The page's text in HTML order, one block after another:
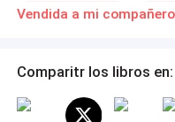
comprometida con otro
¿qué pasa cuando el
reclamarla con una dura
Contemporánea
Comparitr los libros en: